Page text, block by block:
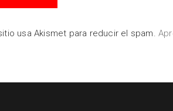
usa Akismet para reducir el spam.